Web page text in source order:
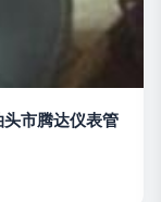
市腾达仪表管